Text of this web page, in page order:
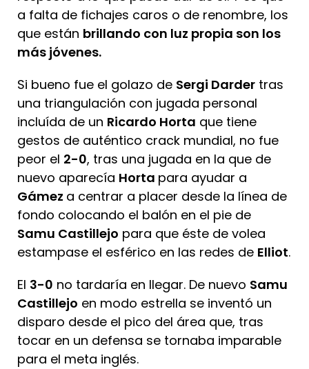
a falta de fichajes caros o de renombre, los
que están brillando con luz propia son los
más jóvenes.
Si bueno fue el golazo de Sergi Darder tras
una triangulación con jugada personal
incluída de un Ricardo Horta que tiene
gestos de auténtico crack mundial, no fue
peor el 2-0, tras una jugada en la que de
nuevo aparecía Horta para ayudar a
Gámez a centrar a placer desde la línea de
fondo colocando el balón en el pie de
Samu Castillejo para que éste de volea
estampase el esférico en las redes de Elliot.
El 3-0 no tardaría en llegar. De nuevo Samu
Castillejo en modo estrella se inventó un
disparo desde el pico del área que, tras
tocar en un defensa se tornaba imparable
para el meta inglés.